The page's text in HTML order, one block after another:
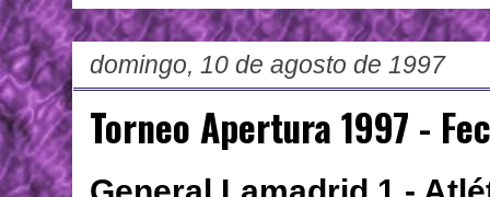
domingo, 10 de agosto de 1997
Torneo Apertura 1997 -